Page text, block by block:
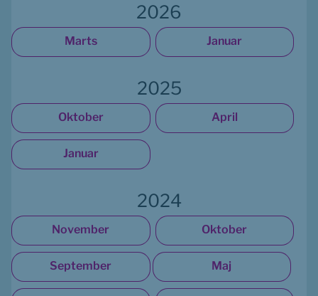
2026
Marts Januar
2025
Oktober April
Januar
2024
November Oktober
September Maj